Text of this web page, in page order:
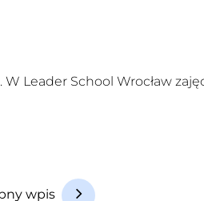
Leader School Wrocław
wpis